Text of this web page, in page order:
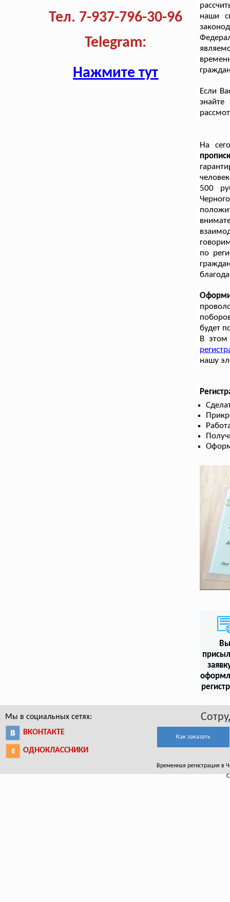
Тел. 7-937-796-30-96
Telegram:
Нажмите тут
наши
Если
На
500
по
будет
В этом
нашу
Вы
Мы в социальных сетях:
ВКОНТАКТЕ
ОДНОКЛАССНИКИ
Как заказать
Временная регистрация в